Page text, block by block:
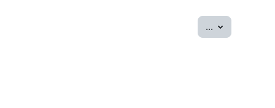
... Экспорт